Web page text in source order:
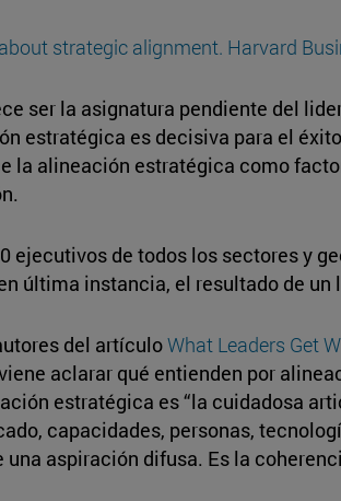
strategic alignment. Harvard
ser la asignatura pendiente del
estratégica es decisiva para el
la alineación estratégica como
ejecutivos de todos los sectores y
última instancia, el resultado de un
del artículoWhat Leaders Get
aclarar qué entienden por
estratégica es “la cuidadosa
capacidades, personas,
una aspiración difusa. Es la